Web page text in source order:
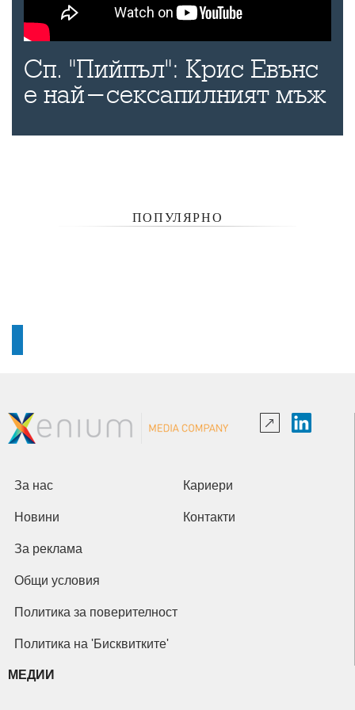
Сп. "Пийпъл": Крис Евънс
е най-сексапилният мъж
ПОПУЛЯРНО
За нас Кариери
Новини Контакти
За реклама
Общи условия
Политика за поверителност
Политика на 'Бисквитките'
МЕДИИ